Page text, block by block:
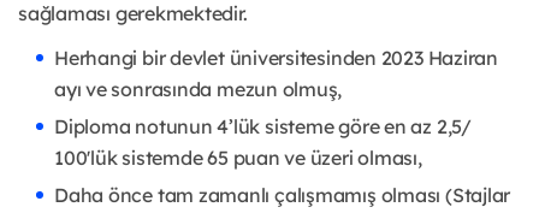
sağlaması gerekmektedir.
Herhangi bir devlet üniversitesinden 2023 Haziran
ayı ve sonrasında mezun olmuş,
Diploma notunun 4’lük sisteme göre en az 2,5/
100'lük sistemde 65 puan ve üzeri olması,
Daha önce tam zamanlı çalışmamış olması (Stajlar